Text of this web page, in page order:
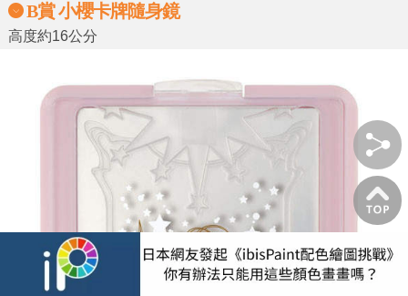
B賞 小櫻卡牌隨身鏡
高度約16公分